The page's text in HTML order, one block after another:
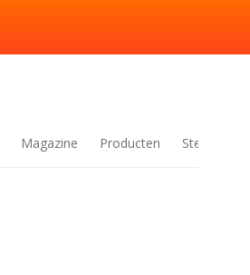
Magazine Producten Steden